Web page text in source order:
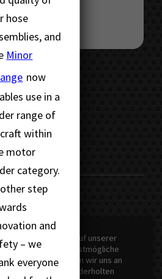
AG
verwenden Cookies auf unserer
um Ihnen die bestmögliche
zu bieten, indem wir uns an
Präferenzen und wiederholten
hose
and
Minor
now
use in a
range of
within
motor
category.
step
and
– we
everyone